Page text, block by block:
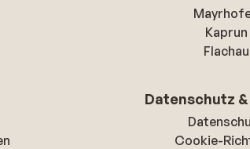
Kaprun
Flachau
Datenschutz
Cookie-